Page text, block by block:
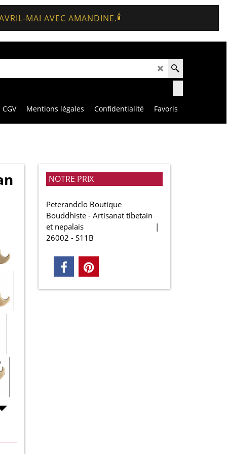
MAI AVEC AMANDINE.🕯️
CGV Mentions légales Confidentialité Favoris
NOTRE PRIX
Peterandclo Boutique
Bouddhiste - Artisanat tibetain
et nepalais
26002 - S11B